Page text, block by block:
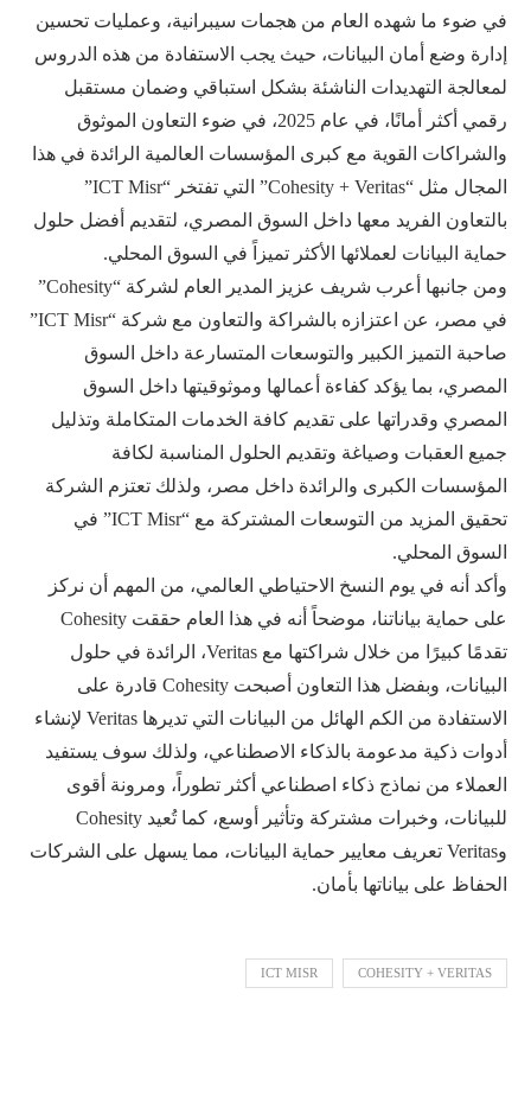
في ضوء ما شهده العام من هجمات سيبرانية، وعمليات تحسين
إدارة وضع أمان البيانات، حيث يجب الاستفادة من هذه الدروس
لمعالجة التهديدات الناشئة بشكل استباقي وضمان مستقبل
رقمي أكثر أمانًا، في عام 2025، في ضوء التعاون الموثوق
والشراكات القوية مع كبرى المؤسسات العالمية الرائدة في هذا
المجال مثل “Cohesity + Veritas” التي تفتخر “ICT Misr”
بالتعاون الفريد معها داخل السوق المصري، لتقديم أفضل حلول
حماية البيانات لعملائها الأكثر تميزاً في السوق المحلي.
ومن جانبها أعرب شريف عزيز المدير العام لشركة “Cohesity”
في مصر، عن اعتزازه بالشراكة والتعاون مع شركة “ICT Misr”
صاحبة التميز الكبير والتوسعات المتسارعة داخل السوق
المصري، بما يؤكد كفاءة أعمالها وموثوقيتها داخل السوق
المصري وقدراتها على تقديم كافة الخدمات المتكاملة وتذليل
جميع العقبات وصياغة وتقديم الحلول المناسبة لكافة
المؤسسات الكبرى والرائدة داخل مصر، ولذلك تعتزم الشركة
تحقيق المزيد من التوسعات المشتركة مع “ICT Misr” في
السوق المحلي.
وأكد أنه في يوم النسخ الاحتياطي العالمي، من المهم أن نركز
على حماية بياناتنا، موضحاً أنه في هذا العام حققت Cohesity
تقدمًا كبيرًا من خلال شراكتها مع Veritas، الرائدة في حلول
البيانات، وبفضل هذا التعاون أصبحت Cohesity قادرة على
الاستفادة من الكم الهائل من البيانات التي تديرها Veritas لإنشاء
أدوات ذكية مدعومة بالذكاء الاصطناعي، ولذلك سوف يستفيد
العملاء من نماذج ذكاء اصطناعي أكثر تطوراً، ومرونة أقوى
للبيانات، وخبرات مشتركة وتأثير أوسع، كما تُعيد Cohesity
وVeritas تعريف معايير حماية البيانات، مما يسهل على الشركات
الحفاظ على بياناتها بأمان.
COHESITY + VERITAS
ICT MISR